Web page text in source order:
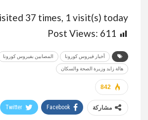
37 times, 1 visit(s) today
Post Views: 611
أخبار فيروس كورونا المصابين بفيروس كورونا
هالة زايد وزيرة الصحة والسكان
842
مشاركة Facebook
Twitter